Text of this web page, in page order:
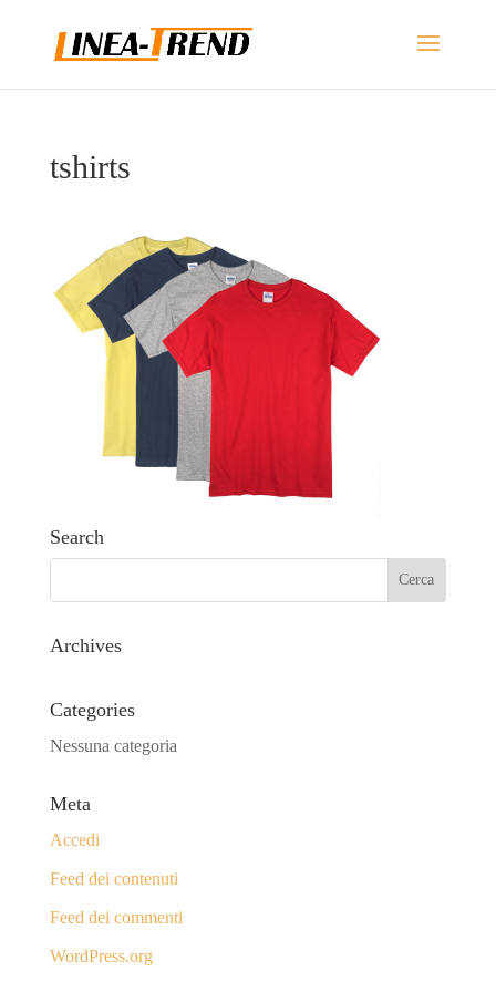
tshirts
Search
Archives
Categories
Nessuna categoria
Meta
Accedi
Feed dei contenuti
Feed dei commenti
WordPress.org